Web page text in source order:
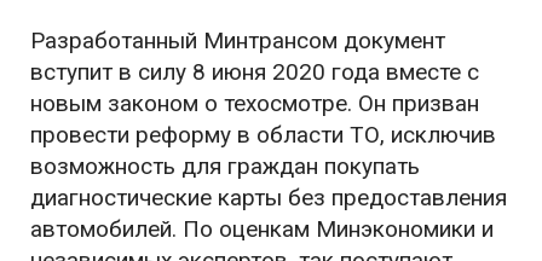
Разработанный Минтрансом документ
вступит в силу 8 июня 2020 года вместе с
новым законом о техосмотре. Он призван
провести реформу в области ТО, исключив
возможность для граждан покупать
диагностические карты без предоставления
автомобилей. По оценкам Минэкономики и